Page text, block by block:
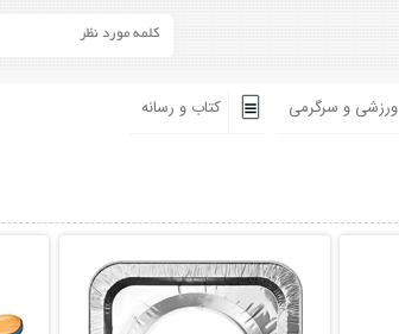
ورزشی و سرگرمی کتاب و رسانه